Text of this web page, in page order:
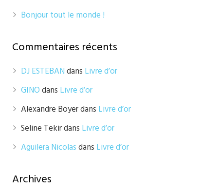
Bonjour tout le monde !
Commentaires récents
DJ ESTEBANdans Livre d’or
GINOdans Livre d’or
Alexandre Boyerdans Livre d’or
Seline Tekirdans Livre d’or
Aguilera Nicolasdans Livre d’or
Archives